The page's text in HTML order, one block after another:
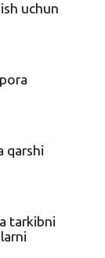
uchun
qarshi
tarkibni